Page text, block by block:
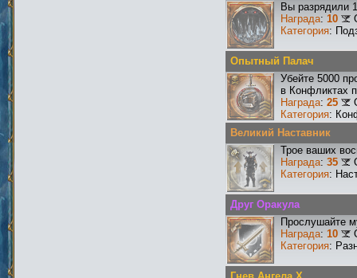
Вы разрядили
Награда: 10
Категория:
Опытный Палач
Убейте 5000
в Конфликтах
Награда: 25
Категория:
Великий Наставник
Трое ваших
Награда: 35
Категория:
Друг Оракула
Прослушайте
Награда: 10
Категория: